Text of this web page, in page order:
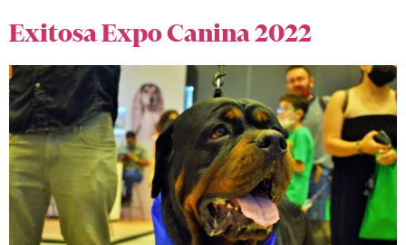
Exitosa Expo Canina 2022